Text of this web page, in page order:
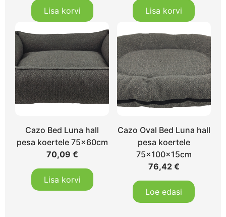
Lisa korvi Lisa korvi
Cazo Bed Luna hall
pesa koertele 75x60cm
70,09 €
Lisa korvi
Cazo Oval Bed Luna hall
pesa koertele
75x100x15cm
76,42 €
Loe edasi